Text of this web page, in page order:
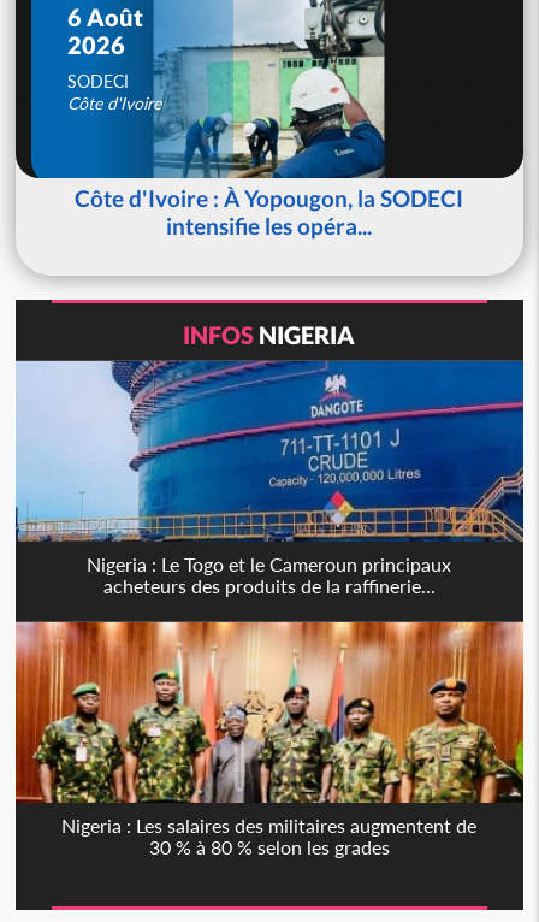
6 Août
2026
SODECI
Côte d'Ivoire
Côte d'Ivoire : À Yopougon, la SODECI
intensifie les opéra...
INFOS NIGERIA
Nigeria : Le Togo et le Cameroun principaux
acheteurs des produits de la raffinerie...
Nigeria : Les salaires des militaires augmentent de
30 % à 80 % selon les grades